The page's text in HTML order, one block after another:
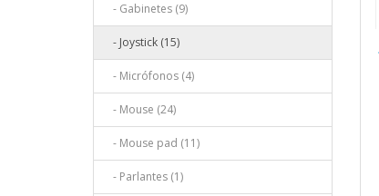
- Gabinetes (9)
- Joystick (15)
- Micrófonos (4)
- Mouse (24)
- Mouse pad (11)
- Parlantes (1)